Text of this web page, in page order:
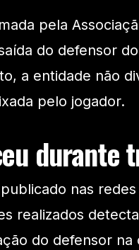
pela
do defensor
a entidade não
pelo jogador.
durante
nas
realizados
do defensor na